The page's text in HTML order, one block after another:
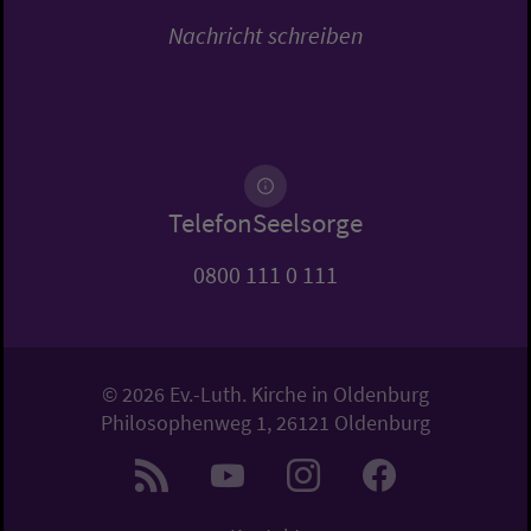
Nachricht schreiben
TelefonSeelsorge
0800 111 0 111
© 2026 Ev.-Luth. Kirche in Oldenburg
Philosophenweg 1, 26121 Oldenburg